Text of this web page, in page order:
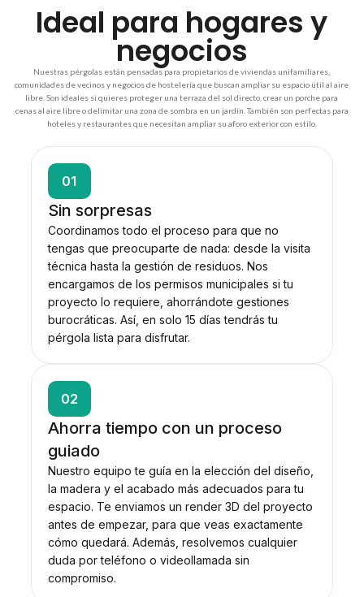
Ideal para hogares y
negocios
Nuestras pérgolas están pensadas para propietarios de viviendas unifamiliares,
comunidades de vecinos y negocios de hostelería que buscan ampliar su espacio útil al aire
libre. Son ideales si quieres proteger una terraza del sol directo, crear un porche para
cenas al aire libre o delimitar una zona de sombra en un jardín. También son perfectas para
hoteles y restaurantes que necesitan ampliar su aforo exterior con estilo.
01
Sin sorpresas
Coordinamos todo el proceso para que no
tengas que preocuparte de nada: desde la visita
técnica hasta la gestión de residuos. Nos
encargamos de los permisos municipales si tu
proyecto lo requiere, ahorrándote gestiones
burocráticas. Así, en solo 15 días tendrás tu
pérgola lista para disfrutar.
02
Ahorra tiempo con un proceso
guiado
Nuestro equipo te guía en la elección del diseño,
la madera y el acabado más adecuados para tu
espacio. Te enviamos un render 3D del proyecto
antes de empezar, para que veas exactamente
cómo quedará. Además, resolvemos cualquier
duda por teléfono o videollamada sin
compromiso.